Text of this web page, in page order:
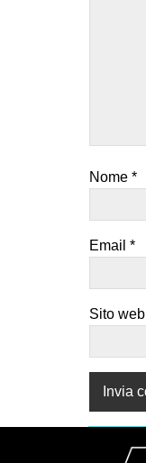
Nome *
Email *
Sito web